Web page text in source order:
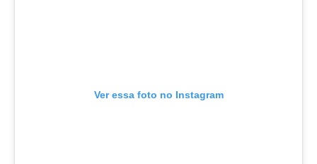
Ver essa foto no Instagram